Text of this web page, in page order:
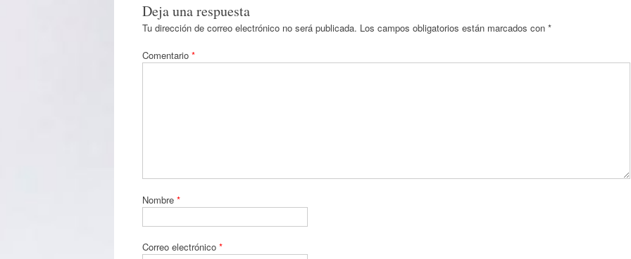
Deja una respuesta
Tu dirección de correo electrónico no será publicada. Los campos obligatorios están marcados con *
Comentario *
Nombre *
Correo electrónico *